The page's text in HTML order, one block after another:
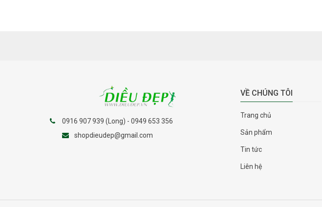
0916 907 939 (Long) - 0949 653 356
shopdieudep@gmail.com
VỀ CHÚNG TÔI
Trang chủ
Sản phẩm
Tin tức
Liên hệ